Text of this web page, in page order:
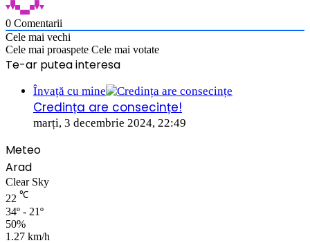
0 Comentarii
Cele mai vechi
Cele mai proaspete Cele mai votate
Te-ar putea interesa
Învață cu mine
Credința are consecințe!
marți, 3 decembrie 2024, 22:49
Meteo
Arad
Clear Sky
22 ℃
34º - 21º
50%
1.27 km/h